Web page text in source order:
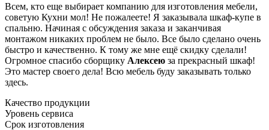
Всем, кто еще выбирает компанию для изготовления мебели,
советую Кухни мол! Не пожалеете! Я заказывала шкаф-купе в
спальню. Начиная с обсуждения заказа и заканчивая
монтажом никаких проблем не было. Все было сделано очень
быстро и качественно. К тому же мне ещё скидку сделали!
Огромное спасибо сборщику Алексею за прекрасный шкаф!
Это мастер своего дела! Всю мебель буду заказывать только
здесь.
Качество продукции
Уровень сервиса
Срок изготовления